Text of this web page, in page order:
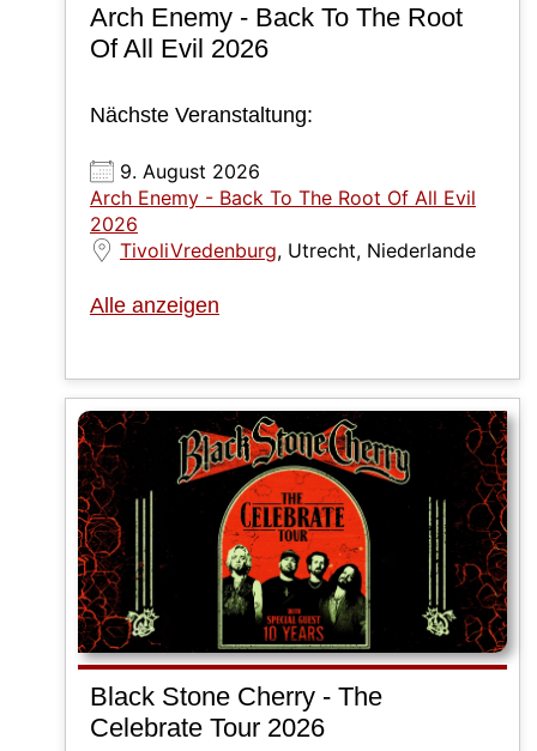
Arch Enemy - Back To The Root
Of All Evil 2026
Nächste Veranstaltung:
9. August 2026
Arch Enemy - Back To The Root Of All Evil
2026
TivoliVredenburg, Utrecht, Niederlande
Alle anzeigen
Black Stone Cherry - The
Celebrate Tour 2026